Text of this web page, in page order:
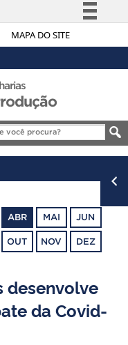
MAPA DO SITE
Simplifique!
à informação
Canais
ABR MAI JUN
OUT NOV DEZ
desenvolve
da Covid-